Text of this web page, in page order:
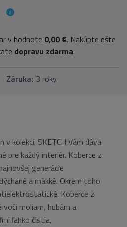
v hodnote 0,00 €. Nakúpte ešte
dopravu zdarma.
Záruka: 3 roky
v kolekcii SKETCH Vám dáva
pre každý interiér. Koberce z
generácie
a mäkké. Okrem toho
Koberce z
voči moliam, hubám a
ľahko čistia.